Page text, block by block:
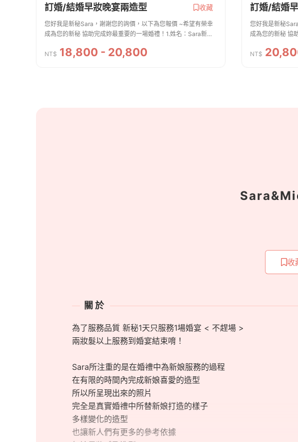
訂婚/結婚早妝晚宴兩造型 收藏
您好我是新秘Sara，謝謝您的詢價，以下為您報價 ~希望有榮幸
成為您的新秘 協助完成妳最重要的一場婚禮！1.姓名：Sara新娘
費用 ※新娘主妝＋造型、安瓶、...
NT$ 18,800 - 20,800
訂婚/結婚
您好我是新秘
成為您的新秘 協助完成妳最重要的一場婚禮！1.姓名：Sara新娘
費用 ※新娘主妝
NT$
收
關於
為了服務品質 新秘1天只服務1場婚宴 < 不趕場 >
兩妝髮以上服務到婚宴結束唷！
Sara所注重的是在婚禮中為新娘服務的過程
在有限的時間內完成新娘喜愛的造型
所以所呈現出來的照片
完全是真實婚禮中所替新娘打造的樣子
多樣變化的造型
也讓新人們有更多的參考依據